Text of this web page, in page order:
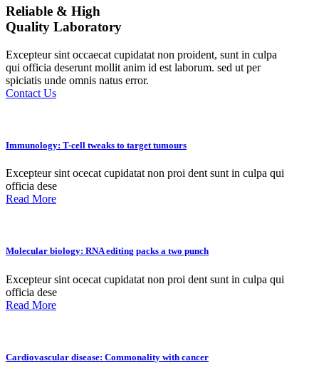
Reliable & High
Quality Laboratory
Excepteur sint occaecat cupidatat non proident, sunt in culpa
qui officia deserunt mollit anim id est laborum. sed ut per
spiciatis unde omnis natus error.
Contact Us
Immunology: T-cell tweaks to target tumours
Excepteur sint ocecat cupidatat non proi dent sunt in culpa qui
officia dese
Read More
Molecular biology: RNA editing packs a two punch
Excepteur sint ocecat cupidatat non proi dent sunt in culpa qui
officia dese
Read More
Cardiovascular disease: Commonality with cancer